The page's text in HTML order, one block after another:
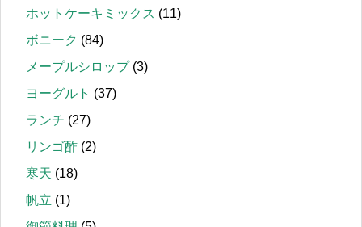
ホットケーキミックス (11)
ボニーク (84)
メープルシロップ(3)
ヨーグルト (37)
ランチ (27)
リンゴ酢 (2)
寒天 (18)
帆立 (1)